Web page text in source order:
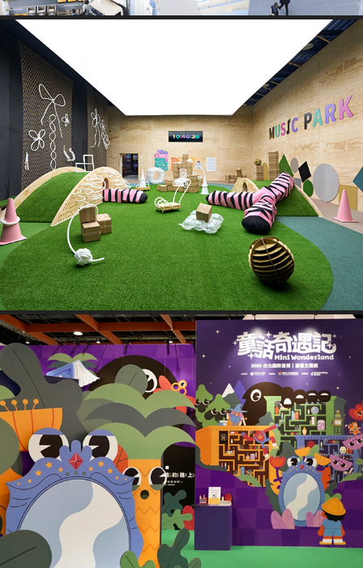
2025 虎姑婆和他的朋友｜Music Park 沉浸式遊戲場
2025 台北國際書展｜童書主題館策展